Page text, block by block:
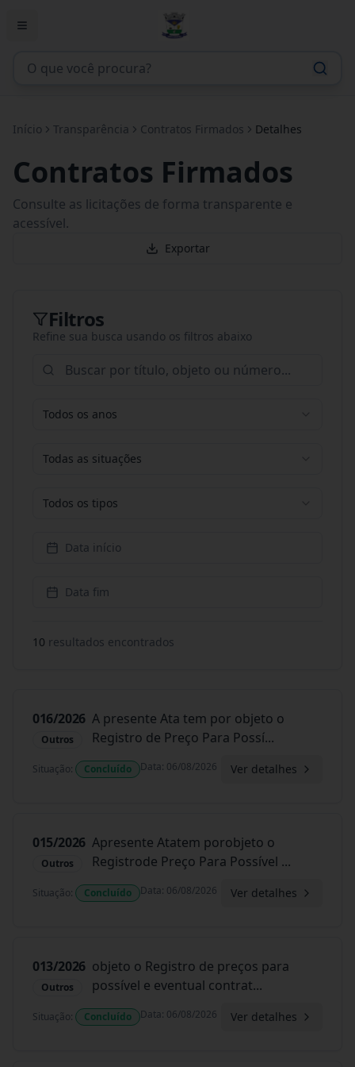
Início Transparência Contratos Firmados Detalhes
Contratos Firmados
Consulte as licitações de forma transparente e
acessível.
Exportar
Filtros
Refine sua busca usando os filtros abaixo
Todos os anos
Todas as situações
Todos os tipos
Data início
Data fim
10 resultados encontrados
016/2026
Outros
A presente Ata tem por objeto o
Registro de Preço Para Possí...
Situação: Concluído Data: 06/08/2026 Ver detalhes
015/2026
Outros
Apresente Atatem porobjeto o
Registrode Preço Para Possível ...
Situação: Concluído Data: 06/08/2026 Ver detalhes
013/2026
Outros
objeto o Registro de preços para
possível e eventual contrat...
Situação: Concluído Data: 06/08/2026 Ver detalhes